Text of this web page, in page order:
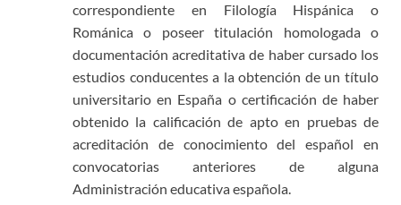
correspondiente en Filología Hispánica o
Románica o poseer titulación homologada o
documentación acreditativa de haber cursado los
estudios conducentes a la obtención de un título
universitario en España o certificación de haber
obtenido la calificación de apto en pruebas de
acreditación de conocimiento del español en
convocatorias anteriores de alguna
Administración educativa española.